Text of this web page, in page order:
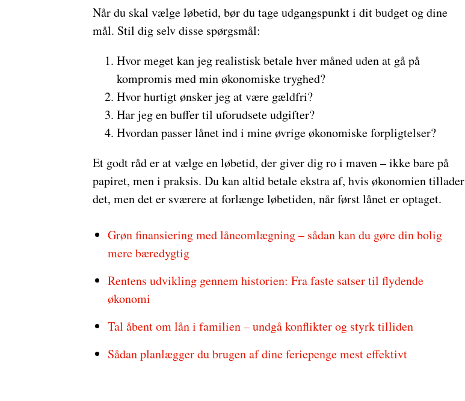
Når du skal vælge løbetid, bør du tage udgangspunkt i dit budget og dine
mål. Stil dig selv disse spørgsmål:
Hvor meget kan jeg realistisk betale hver måned uden at gå på
kompromis med min økonomiske tryghed?
Hvor hurtigt ønsker jeg at være gældfri?
Har jeg en buffer til uforudsete udgifter?
Hvordan passer lånet ind i mine øvrige økonomiske forpligtelser?
Et godt råd er at vælge en løbetid, der giver dig ro i maven – ikke bare på
papiret, men i praksis. Du kan altid betale ekstra af, hvis økonomien tillader
det, men det er sværere at forlænge løbetiden, når først lånet er optaget.
Grøn finansiering med låneomlægning – sådan kan du gøre din bolig
mere bæredygtig
Rentens udvikling gennem historien: Fra faste satser til flydende
økonomi
Tal åbent om lån i familien – undgå konflikter og styrk tilliden
Sådan planlægger du brugen af dine feriepenge mest effektivt